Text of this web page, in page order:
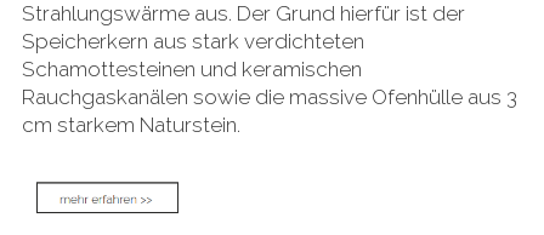
Strahlungswärme aus. Der Grund hierfür ist der
Speicherkern aus stark verdichteten
Schamottesteinen und keramischen
Rauchgaskanälen sowie die massive Ofenhülle aus 3
cm starkem Naturstein.